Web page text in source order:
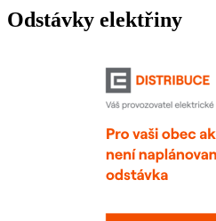
Odstávky elektřiny